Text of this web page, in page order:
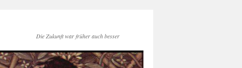
Die Zukunft war früher auch besser